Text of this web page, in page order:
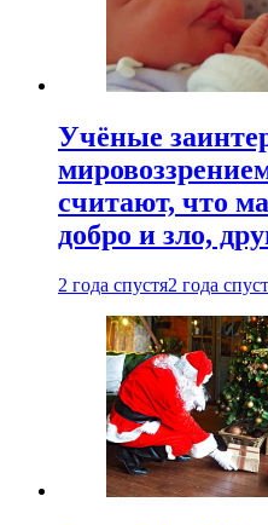
Учёные
считают, что
добро и зло,
2 года спустя2 года